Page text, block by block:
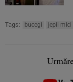
Tags: bucegi jepii mici